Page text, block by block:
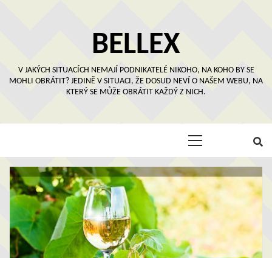
BELLEX
V JAKÝCH SITUACÍCH NEMAJÍ PODNIKATELÉ NIKOHO, NA KOHO BY SE
MOHLI OBRÁTIT? JEDINĚ V SITUACI, ŽE DOSUD NEVÍ O NAŠEM WEBU, NA
KTERÝ SE MŮŽE OBRÁTIT KAŽDÝ Z NICH.